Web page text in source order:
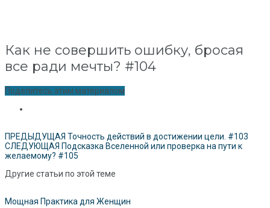
Как не совершить ошибку, бросая
все ради мечты? #104
Поделитесь этим материалом
ПРЕДЫДУЩАЯ Точность действий в достижении цели. #103
СЛЕДУЮЩАЯ Подсказка Вселенной или проверка на пути к
желаемому? #105
Другие статьи по этой теме
Мощная Практика для Женщин